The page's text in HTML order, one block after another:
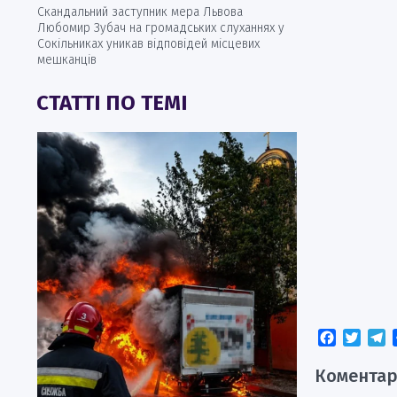
Скандальний заступник мера Львова
Любомир Зубач на громадських слуханнях у
Сокільниках уникав відповідей місцевих
мешканців
СТАТТІ ПО ТЕМІ